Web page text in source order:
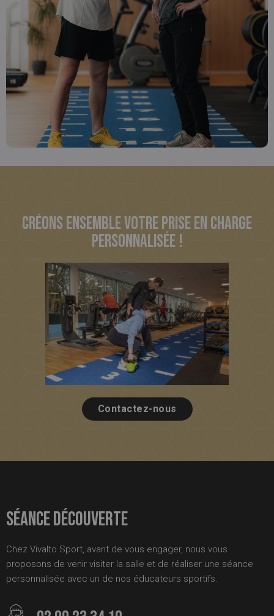
Créons ensemble votre prise en charge
personnalisée !
Contactez-nous
Séance découverte
Chez Vivalto Sport, avant de vous engager, nous vous
proposons de venir visiter la salle et de réaliser une séance
personnalisée avec un de nos éducateurs sportifs.